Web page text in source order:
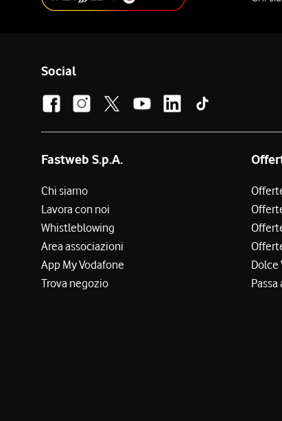
Social
Fastweb S.p.A.
Chi siamo
Lavora con noi
Whistleblowing
Area associazioni
App My Vodafone
Trova negozio
Dolce
Passa